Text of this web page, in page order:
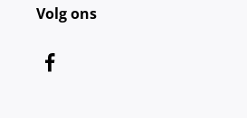
Volg ons